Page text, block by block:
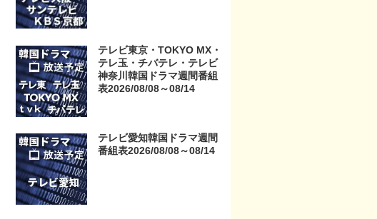
テレビ東京・TOKYO MX・
テレ玉・チバテレ・テレビ
神奈川韓国ドラマ週間番組
表2026/08/08～08/14
テレビ愛知韓国ドラマ週間
番組表2026/08/08～08/14